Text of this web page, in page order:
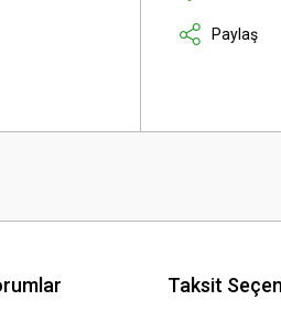
Paylaş
Taksit